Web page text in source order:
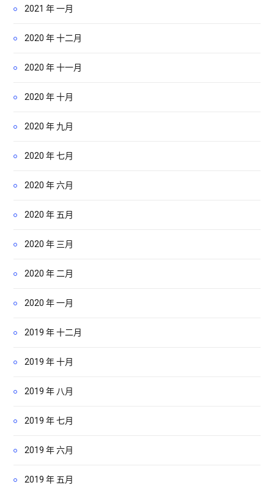
2021 年 一月
2020 年 十二月
2020 年 十一月
2020 年 十月
2020 年 九月
2020 年 七月
2020 年 六月
2020 年 五月
2020 年 三月
2020 年 二月
2020 年 一月
2019 年 十二月
2019 年 十月
2019 年 八月
2019 年 七月
2019 年 六月
2019 年 五月